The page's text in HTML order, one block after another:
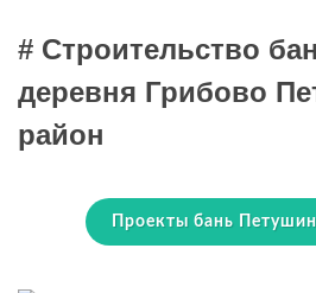
# Строительство
деревня Грибово
район
Проекты бань